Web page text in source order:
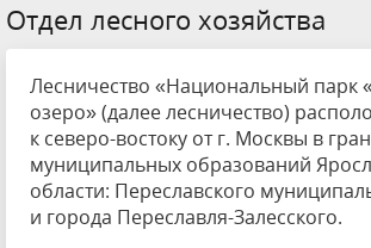
Отдел лесного хозяйства
Лесничество «Национальный парк
озеро» (далее лесничество)
к северо-востоку от г. Москвы в
муниципальных образований
области: Переславского
и города Переславля-Залесского.